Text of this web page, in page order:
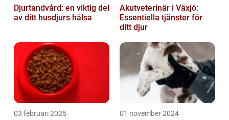
Djurtandvård: en viktig del
av ditt husdjurs hälsa
Akutveterinär i Växjö:
Essentiella tjänster för
ditt djur
03 februari 2025 01 november 2024